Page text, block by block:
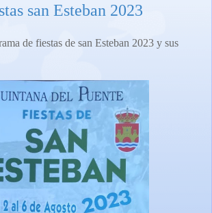
san Esteban 2023
de fiestas de san Esteban 2023 y sus